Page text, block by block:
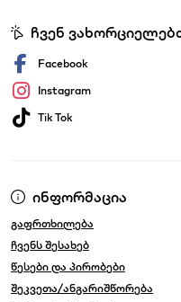
ინფორმაცია
გაფრთხილება
ჩვენს შესახებ
წესები და პირობები
შეკვეთა/ანგარიშწორება
ჩვენ
Facebook
Instagram
Tik Tok